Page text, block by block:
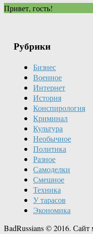
Привет, гость!
Рубрики
Бизнес
Военное
Интернет
История
Конспирология
Криминал
Культура
Необычное
Политика
Разное
Самоделки
Смешное
Техника
У тарасов
Экономика
BadRussians © 2016.